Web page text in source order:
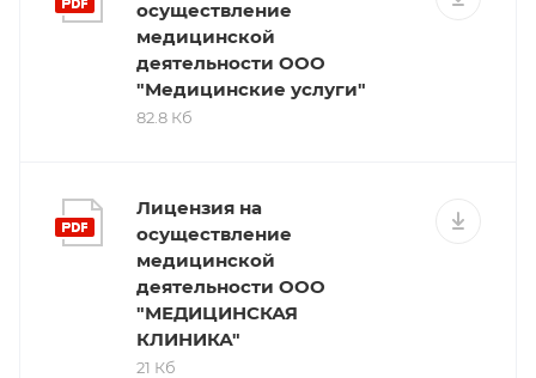
осуществление
медицинской
деятельности ООО
"Медицинские услуги"
82.8 Кб
Лицензия на
осуществление
медицинской
деятельности ООО
"МЕДИЦИНСКАЯ
КЛИНИКА"
21 Кб